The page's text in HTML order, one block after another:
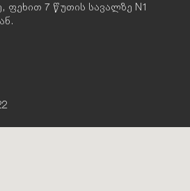
ფეხით 7 წუთის სავალზე N1